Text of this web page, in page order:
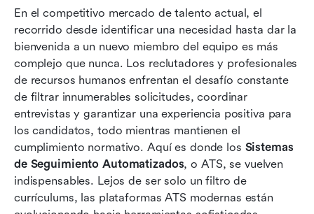
En el competitivo mercado de talento actual, el
recorrido desde identificar una necesidad hasta dar la
bienvenida a un nuevo miembro del equipo es más
complejo que nunca. Los reclutadores y profesionales
de recursos humanos enfrentan el desafío constante
de filtrar innumerables solicitudes, coordinar
entrevistas y garantizar una experiencia positiva para
los candidatos, todo mientras mantienen el
cumplimiento normativo. Aquí es donde los Sistemas
de Seguimiento Automatizados, o ATS, se vuelven
indispensables. Lejos de ser solo un filtro de
currículums, las plataformas ATS modernas están
Características clave que buscar en un ATS
Los 9 principales sistemas de seguimiento
automatizado en el mercado hoy
El papel evolutivo de los ATS: más allá del
seguimiento de candidatos
Conclusión
Preguntas frecuentes
Lectura relacionada